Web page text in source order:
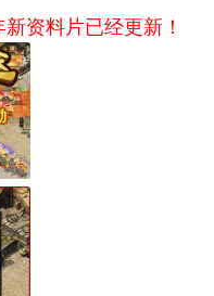
资料片已经更新！